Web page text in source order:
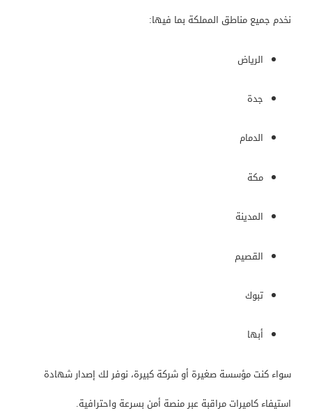
نخدم جميع مناطق المملكة بما فيها:
الرياض
جدة
الدمام
مكة
المدينة
القصيم
تبوك
أبها
سواء كنت مؤسسة صغيرة أو شركة كبيرة، نوفر لك إصدار شهادة
استيفاء كاميرات مراقبة عبر منصة أمن بسرعة واحترافية.